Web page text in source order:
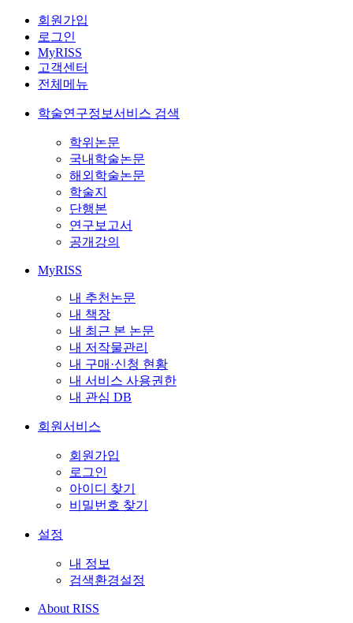
회원가입
로그인
MyRISS
고객센터
전체메뉴
학술연구정보서비스 검색
학위논문
국내학술논문
해외학술논문
학술지
단행본
연구보고서
공개강의
MyRISS
내 추천논문
내 책장
내 최근 본 논문
내 저작물관리
내 구매·신청 현황
내 서비스 사용권한
내 관심 DB
회원서비스
회원가입
로그인
아이디 찾기
비밀번호 찾기
설정
내 정보
검색환경설정
About RISS